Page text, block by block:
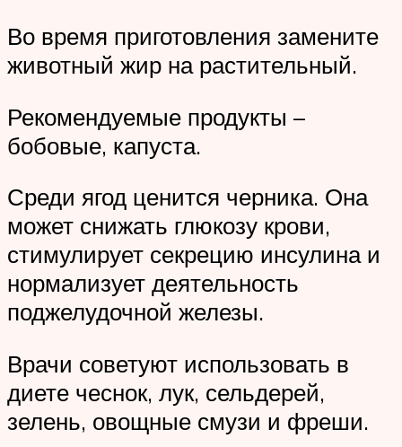
Во время приготовления замените
животный жир на растительный.
Рекомендуемые продукты –
бобовые, капуста.
Среди ягод ценится черника. Она
может снижать глюкозу крови,
стимулирует секрецию инсулина и
нормализует деятельность
поджелудочной железы.
Врачи советуют использовать в
диете чеснок, лук, сельдерей,
зелень, овощные смузи и фреши.